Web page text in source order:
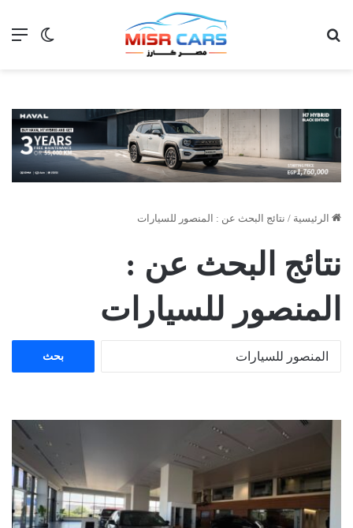
الوضع
الرئيسية / نتائج البحث عن : المنصور للسيارات
نتائج البحث عن :
المنصور للسيارات